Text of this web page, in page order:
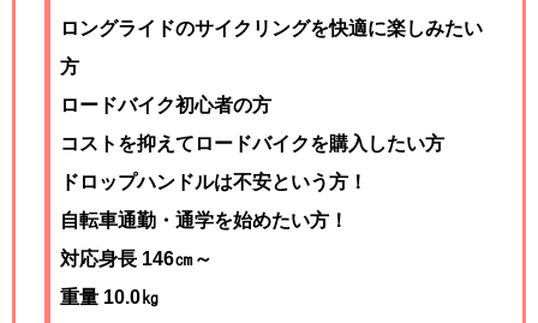
ロングライドのサイクリングを快適に楽しみたい
方
ロードバイク初心者の方
コストを抑えてロードバイクを購入したい方
ドロップハンドルは不安という方！
自転車通勤・通学を始めたい方！
対応身長 146㎝～
重量 10.0㎏